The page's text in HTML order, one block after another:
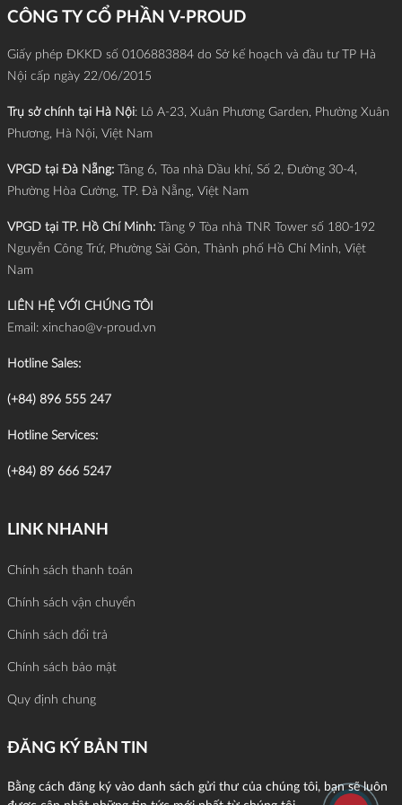
CÔNG TY CỔ PHẦN V-PROUD
Giấy phép ĐKKD số 0106883884 do Sở kế hoạch và đầu tư TP Hà
Nội cấp ngày 22/06/2015
Trụ sở chính tại Hà Nội: Lô A-23, Xuân Phương Garden, Phường Xuân
Phương, Hà Nội, Việt Nam
VPGD tại Đà Nẵng: Tầng 6, Tòa nhà Dầu khí, Số 2, Đường 30-4,
Phường Hòa Cường, TP. Đà Nẵng, Việt Nam
VPGD tại TP. Hồ Chí Minh:
Tầng 9 Tòa nhà TNR Tower số 180-192
Nguyễn Công Trứ, Phường Sài Gòn, Thành phố Hồ Chí Minh, Việt
Nam
LIÊN HỆ VỚI CHÚNG TÔI
Email: xinchao@v-proud.vn
Hotline Sales:
(+84) 896 555 247
Hotline Services:
(+84) 89 666 5247
LINK NHANH
Chính sách thanh toán
Chính sách vận chuyển
Chính sách đổi trả
Chính sách bảo mật
Quy định chung
ĐĂNG KÝ BẢN TIN
Bằng cách đăng ký vào danh sách gửi thư của chúng tôi, bạn sẽ luôn